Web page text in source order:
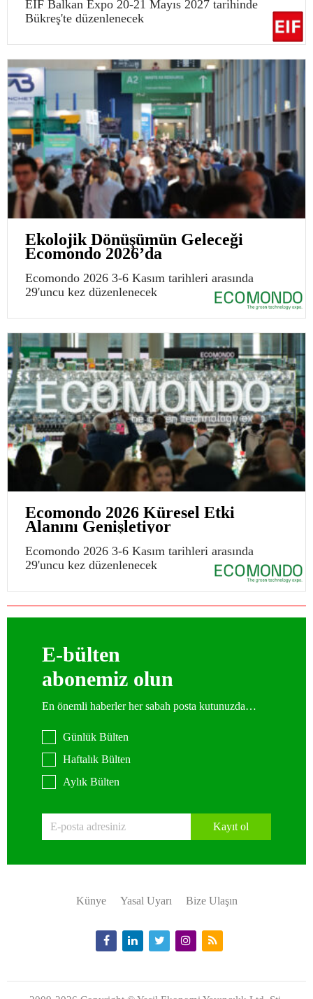
EIF Balkan Expo 20-21 Mayıs 2027 tarihinde
Bükreş'te düzenlenecek
Ekolojik Dönüşümün Geleceği
Ecomondo 2026’da
Ecomondo 2026 3-6 Kasım tarihleri arasında
29'uncu kez düzenlenecek
Ecomondo 2026 Küresel Etki
Alanını Genişletiyor
Ecomondo 2026 3-6 Kasım tarihleri arasında
29'uncu kez düzenlenecek
E-bülten
abonemiz olun
En önemli haberler her sabah posta kutunuzda…
Günlük Bülten
Haftalık Bülten
Aylık Bülten
Kayıt ol
Künye Yasal Uyarı Bize Ulaşın